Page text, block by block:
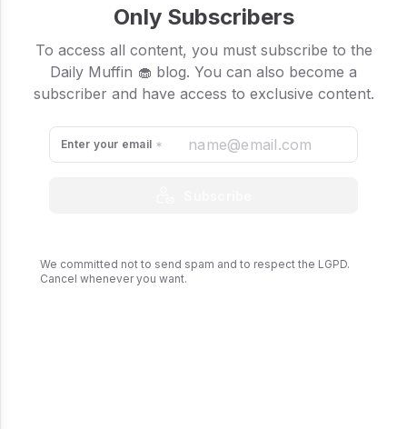
crypto descendo a ladeira no ponto morto. Para piorar
a situação, a Binance interrompeu as transações de
Bitcoin nesta manhã. Já a Celsius, plataforma de
empréstimos cripto, suspendeu todos os saques, o
que fez o seu token perder 70% do valor em menos de
Only Subscribers
To access all content, you must subscribe to the
Daily Muffin 🧁 blog. You can also become a
subscriber and have access to exclusive content.
Enter your email
We committed not to send spam and to respect the LGPD.
Cancel whenever you want.